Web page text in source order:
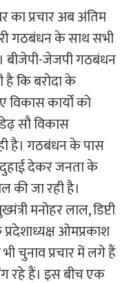
का प्रचार अब अंतिम
गठबंधन के साथ सभी
बीजेपी-जेजपी गठबंधन
कि बरोदा के
विकास कार्यों को
सौ विकास
है। गठबंधन के पास
देकर जनता के
की जा रही है।
मनोहर लाल, डिप्टी
ओमप्रकाश
चुनाव प्रचार में लगे हैं
रहे हैं। इस बीच एक